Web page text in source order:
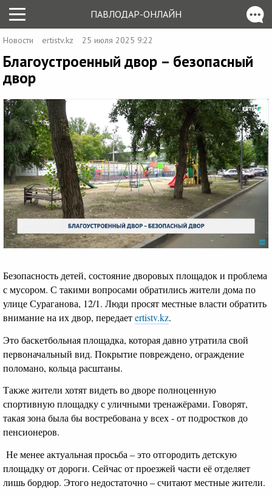
ПАВЛОДАР-ОНЛАЙН
Новости ertistv.kz 25 июля 2025 9:22
Благоустроенный двор – безопасный
двор
Безопасность детей, состояние дворовых площадок и проблема
с мусором. С такими вопросами обратились жители дома по
улице Сураганова, 12/1. Люди просят местные власти обратить
внимание на их двор, передаетertistv.kz.
Это баскетбольная площадка, которая давно утратила свой
первоначальный вид. Покрытие повреждено, ограждение
поломано, кольца расштаны.
Также жители хотят видеть во дворе полноценную
спортивную площадку с уличными тренажёрами. Говорят,
такая зона была бы востребована у всех - от подростков до
пенсионеров.
Не менее актуальная просьба – это отгородить детскую
площадку от дороги. Сейчас от проезжей части её отделяет
лишь бордюр. Этого недостаточно – считают местные жители.